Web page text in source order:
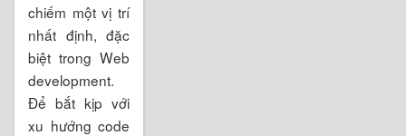
chiếm một vị trí
nhất định, đặc
biệt trong Web
development.
Để bắt kịp với
xu hướng code